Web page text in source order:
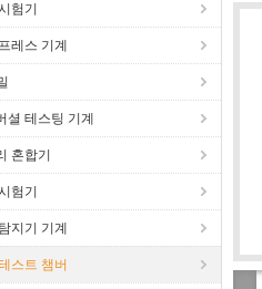
험기
레스 기계
셜 테스팅 기계
혼합기
험기
지기 기계
스트 챔버